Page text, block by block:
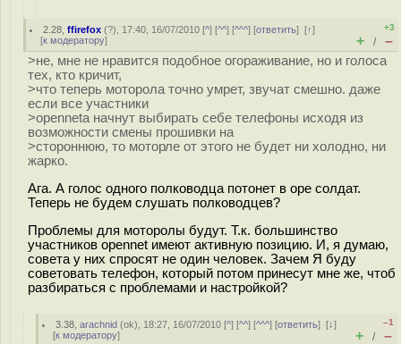
2.28 ,ffirefox (?), 17:40, 16/07/2010 [^] [^^] [^^^] [ответить][↑]
[к модератору]
+3
+ / –
>не, мне не нравится подобное огораживание, но и голоса
тех, кто кричит,
>что теперь моторола точно умрет, звучат смешно. даже
если все участники
>openneta начнут выбирать себе телефоны исходя из
возможности смены прошивки на
>стороннюю, то моторле от этого не будет ни холодно, ни
жарко.
Ага. А голос одного полководца потонет в оре солдат.
Теперь не будем слушать полководцев?
Проблемы для моторолы будут. Т.к. большинство
участников opennet имеют активную позицию. И, я думаю,
совета у них спросят не один человек. Зачем Я буду
советовать телефон, который потом принесут мне же, чтоб
разбираться с проблемами и настройкой?
3.38 ,arachnid (ok), 18:27, 16/07/2010 [^] [^^] [^^^] [ответить][↓]
[к модератору]
–1
+ / –